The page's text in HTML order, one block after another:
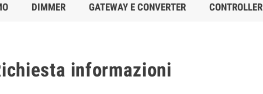
DIMMER GATEWAY E CONVERTER CONTROLLER
informazioni